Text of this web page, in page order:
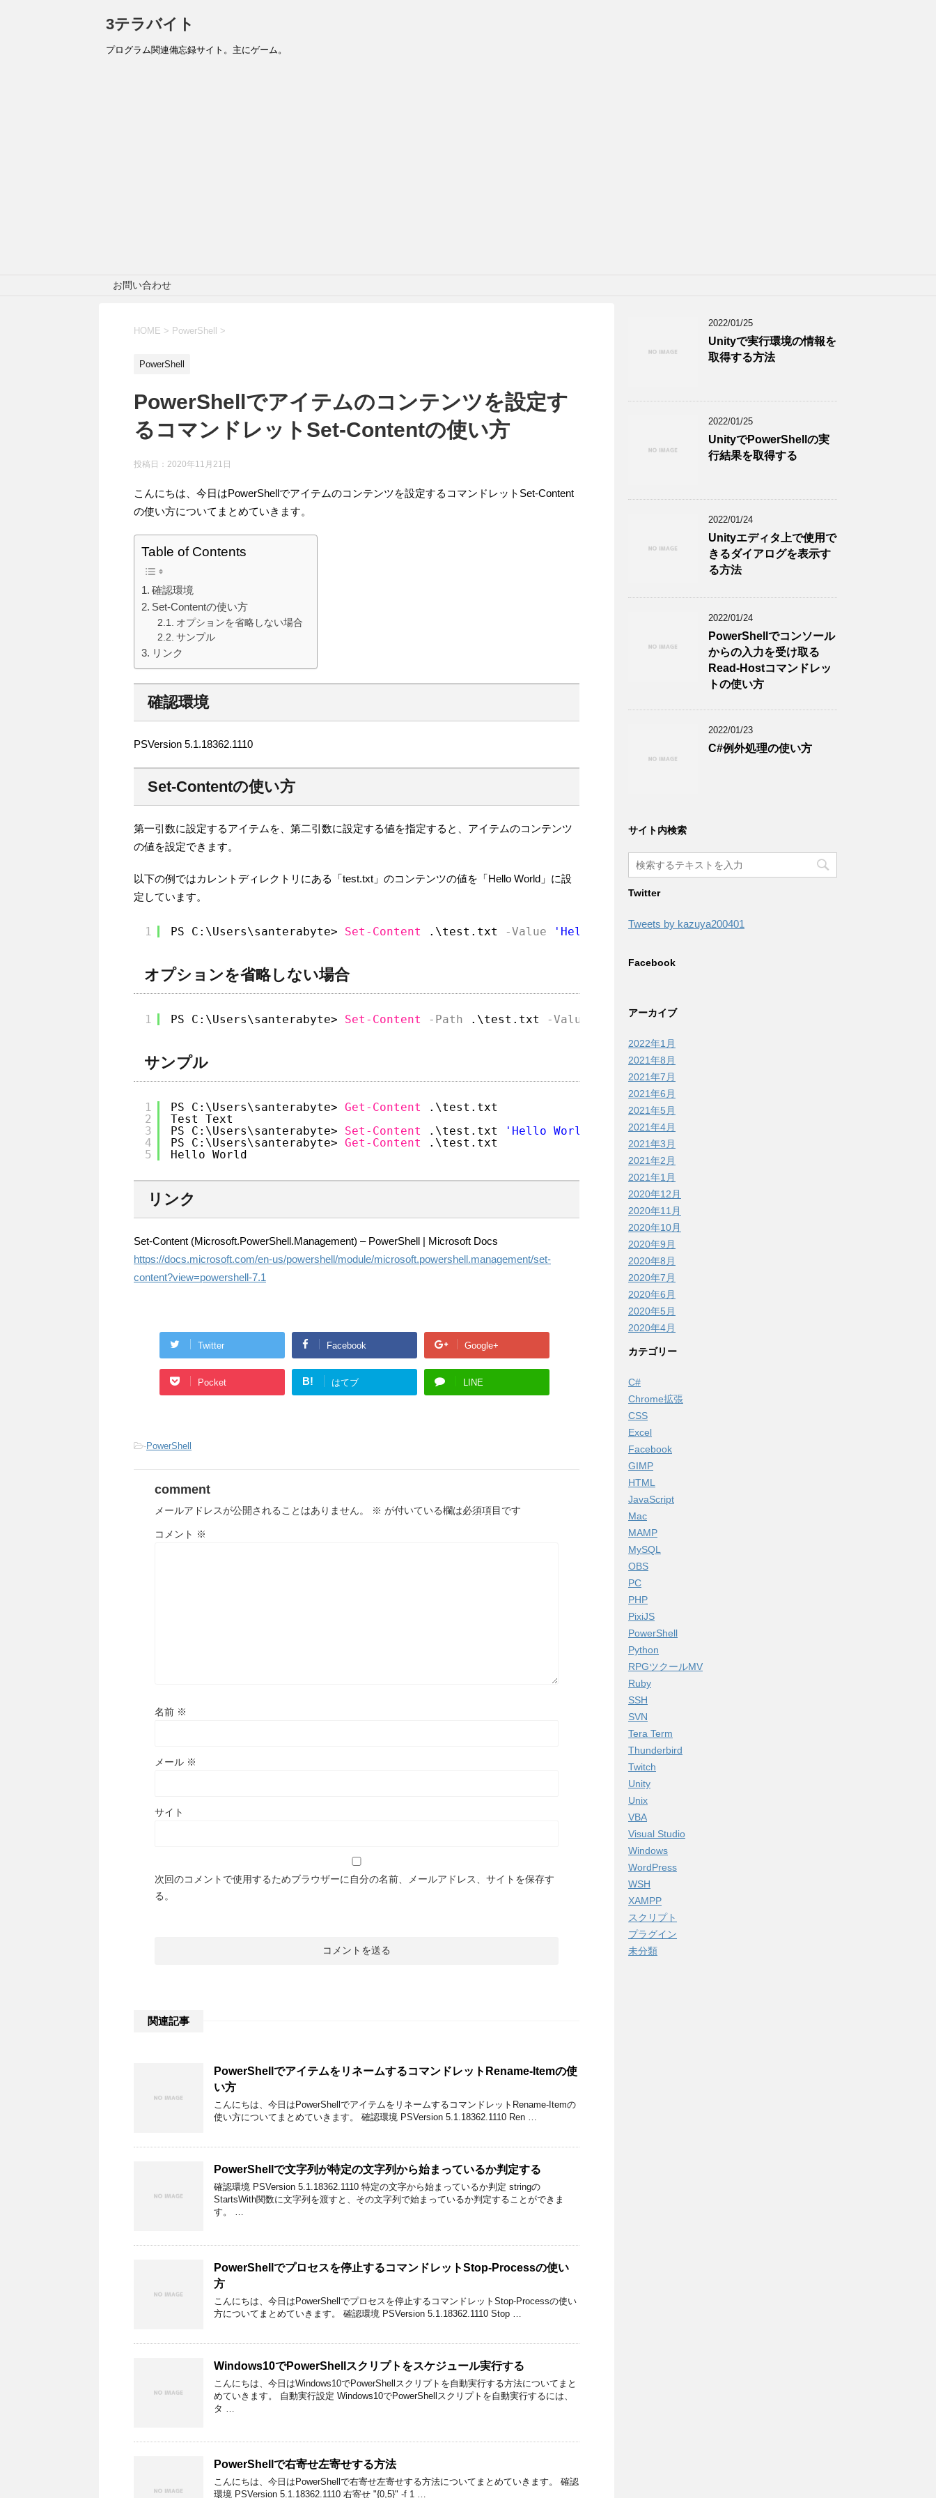
3テラバイト
プログラム関連備忘録サイト。主にゲーム。
お問い合わせ
HOME > PowerShell >
PowerShell
PowerShellでアイテムのコンテンツを設定す
るコマンドレットSet-Contentの使い方
投稿日： 2020年11月21日
こんにちは、今日はPowerShellでアイテムのコンテンツを設定するコマンドレットSet-Content
の使い方についてまとめていきます。
Table of Contents
確認環境
Set-Contentの使い方
オプションを省略しない場合
サンプル
リンク
確認環境
PSVersion 5.1.18362.1110
Set-Contentの使い方
第一引数に設定するアイテムを、第二引数に設定する値を指定すると、アイテムのコンテンツ
の値を設定できます。
以下の例ではカレントディレクトリにある「test.txt」のコンテンツの値を「Hello World」に設
定しています。
1 PS C:\Users\santerabyte> Set-Content .\test.txt -Value 'Hello World'
オプションを省略しない場合
1 PS C:\Users\santerabyte> Set-Content -Path .\test.txt -Value 'Hello World'
サンプル
1
2
3
4
5
PS C:\Users\santerabyte> Get-Content
.\test.txt
Test Text
PS C:\Users\santerabyte> Set-Content .\test.txt
'Hello World'
PS C:\Users\santerabyte> Get-Content
.\test.txt
Hello World
リンク
Set-Content (Microsoft.PowerShell.Management) – PowerShell | Microsoft Docs
https://docs.microsoft.com/en-us/powershell/module/microsoft.powershell.management/set-
content?view=powershell-7.1
Twitter Facebook Google+
Pocket B! はてブ LINE
-PowerShell
comment
メールアドレスが公開されることはありません。 ※ が付いている欄は必須項目です
コメント ※
名前 ※
メール ※
サイト
次回のコメントで使用するためブラウザーに自分の名前、メールアドレス、サイトを保存す
る。
関連記事
PowerShellでアイテムをリネームするコマンドレットRename-Itemの使
い方
こんにちは、今日はPowerShellでアイテムをリネームするコマンドレットRename-Itemの
使い方についてまとめていきます。 確認環境 PSVersion 5.1.18362.1110 Ren …
PowerShellで文字列が特定の文字列から始まっているか判定する
確認環境 PSVersion 5.1.18362.1110 特定の文字から始まっているか判定 stringの
StartsWith関数に文字列を渡すと、その文字列で始まっているか判定することができま
す。 …
PowerShellでプロセスを停止するコマンドレットStop-Processの使い
方
こんにちは、今日はPowerShellでプロセスを停止するコマンドレットStop-Processの使い
方についてまとめていきます。 確認環境 PSVersion 5.1.18362.1110 Stop …
Windows10でPowerShellスクリプトをスケジュール実行する
こんにちは、今日はWindows10でPowerShellスクリプトを自動実行する方法についてまと
めていきます。 自動実行設定 Windows10でPowerShellスクリプトを自動実行するには、
タ …
PowerShellで右寄せ左寄せする方法
こんにちは、今日はPowerShellで右寄せ左寄せする方法についてまとめていきます。 確認
環境 PSVersion 5.1.18362.1110 右寄せ "{0,5}" -f 1 …
2022/01/25
Unityで実行環境の情報を
取得する方法
2022/01/25
UnityでPowerShellの実
行結果を取得する
2022/01/24
Unityエディタ上で使用で
きるダイアログを表示す
る方法
2022/01/24
PowerShellでコンソール
からの入力を受け取る
Read-Hostコマンドレッ
トの使い方
2022/01/23
C#例外処理の使い方
サイト内検索
Twitter
Tweets by kazuya200401
Facebook
アーカイブ
2022年1月
2021年8月
2021年7月
2021年6月
2021年5月
2021年4月
2021年3月
2021年2月
2021年1月
2020年12月
2020年11月
2020年10月
2020年9月
2020年8月
2020年7月
2020年6月
2020年5月
2020年4月
カテゴリー
C#
Chrome拡張
CSS
Excel
Facebook
GIMP
HTML
JavaScript
Mac
MAMP
MySQL
OBS
PC
PHP
PixiJS
PowerShell
Python
RPGツクールMV
Ruby
SSH
SVN
Tera Term
Thunderbird
Twitch
Unity
Unix
VBA
Visual Studio
Windows
WordPress
WSH
XAMPP
スクリプト
プラグイン
未分類